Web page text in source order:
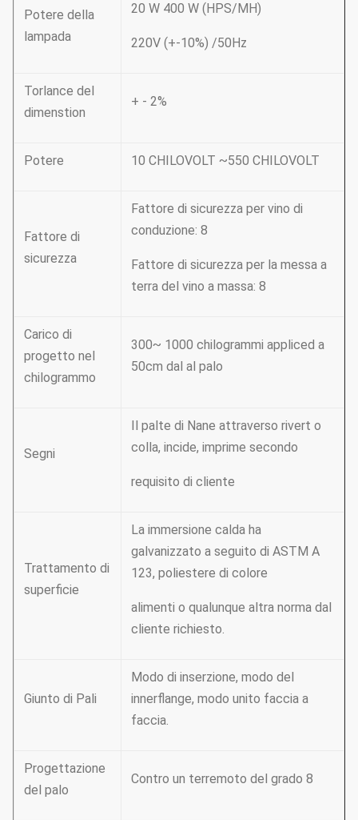
Potere della
lampada
20 W 400 W (HPS/MH)
220V (+-10%) /50Hz
Torlance del
dimenstion
+ - 2%
Potere 10 CHILOVOLT ~550 CHILOVOLT
Fattore di
sicurezza
Fattore di sicurezza per vino di
conduzione: 8
Fattore di sicurezza per la messa a
terra del vino a massa: 8
Carico di
progetto nel
chilogrammo
300~ 1000 chilogrammi appliced a
50cm dal al palo
Segni
Il palte di Nane attraverso rivert o
colla, incide, imprime secondo
requisito di cliente
Trattamento di
superficie
La immersione calda ha
galvanizzato a seguito di ASTM A
123, poliestere di colore
alimenti o qualunque altra norma dal
cliente richiesto.
Giunto di Pali
Modo di inserzione, modo del
innerflange, modo unito faccia a
faccia.
Progettazione
del palo
Contro un terremoto del grado 8